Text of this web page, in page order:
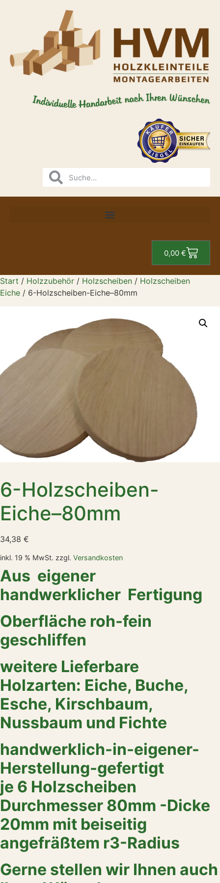
0,00 €
Start / Holzzubehör / Holzscheiben / Holzscheiben
Eiche / 6-Holzscheiben-Eiche–80mm
6-Holzscheiben-
Eiche–80mm
34,38 €
inkl. 19 % MwSt. zzgl. Versandkosten
Aus eigener
handwerklicher Fertigung
Oberfläche roh-fein
geschliffen
weitere Lieferbare
Holzarten: Eiche, Buche,
Esche, Kirschbaum,
Nussbaum und Fichte
handwerklich-in-eigener-
Herstellung-gefertigt
je 6 Holzscheiben
Durchmesser 80mm -Dicke
20mm mit beiseitig
angefräßtem r3-Radius
Gerne stellen wir Ihnen auch